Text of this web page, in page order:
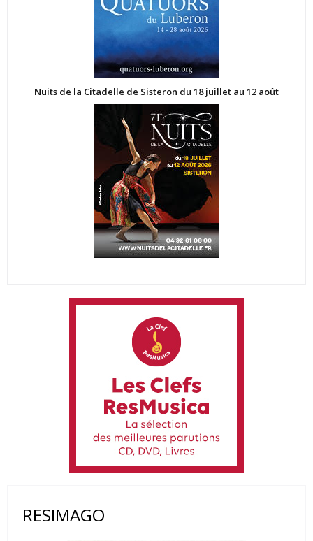
Nuits de la Citadelle de Sisteron du 18 juillet au 12 août
RESIMAGO